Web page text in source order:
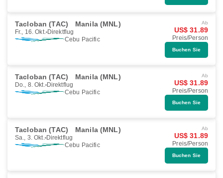
Tacloban (TAC) Manila (MNL)
Fr., 16. Okt. Direktflug
Cebu Pacific
Ab
US$ 31.89
Preis/Person
Buchen Sie
Tacloban (TAC) Manila (MNL)
Do., 8. Okt. Direktflug
Cebu Pacific
Ab
US$ 31.89
Preis/Person
Buchen Sie
Tacloban (TAC) Manila (MNL)
Sa., 3. Okt. Direktflug
Cebu Pacific
Ab
US$ 31.89
Preis/Person
Buchen Sie